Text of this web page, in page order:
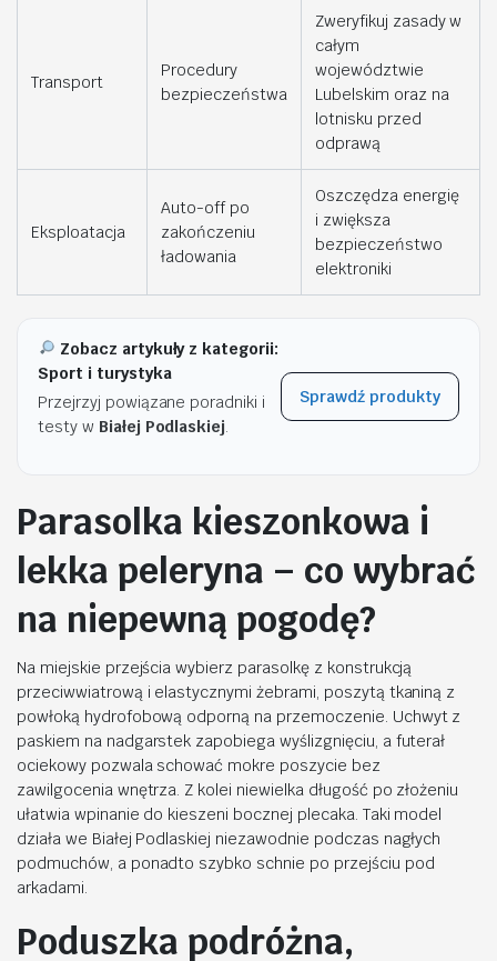
Transport
Procedury
bezpieczeństwa
Zweryfikuj zasady w
całym
województwie
Lubelskim oraz na
lotnisku przed
odprawą
Eksploatacja
Auto-off po
zakończeniu
ładowania
Oszczędza energię
i zwiększa
bezpieczeństwo
elektroniki
Zobacz artykuły z kategorii:
Sport i turystyka
Przejrzyj powiązane poradniki i
testy w Białej Podlaskiej.
Sprawdź produkty
Parasolka kieszonkowa i
lekka peleryna – co wybrać
na niepewną pogodę?
Na miejskie przejścia wybierz parasolkę z konstrukcją
przeciwwiatrową i elastycznymi żebrami, poszytą tkaniną z
powłoką hydrofobową odporną na przemoczenie. Uchwyt z
paskiem na nadgarstek zapobiega wyślizgnięciu, a futerał
ociekowy pozwala schować mokre poszycie bez
zawilgocenia wnętrza. Z kolei niewielka długość po złożeniu
ułatwia wpinanie do kieszeni bocznej plecaka. Taki model
działa we Białej Podlaskiej niezawodnie podczas nagłych
podmuchów, a ponadto szybko schnie po przejściu pod
arkadami.
Poduszka podróżna,